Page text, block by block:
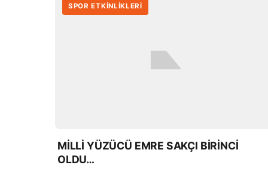
SPOR ETKİNLİKLERİ
MİLLİ YÜZÜCÜ EMRE SAKÇI BİRİNCİ
OLDU…